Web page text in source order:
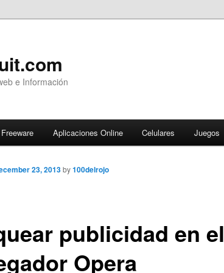
e Información
Freeware Aplicaciones Online Celulares Juegos
publicidad en el
Opera
23, 2013 by100delrojo